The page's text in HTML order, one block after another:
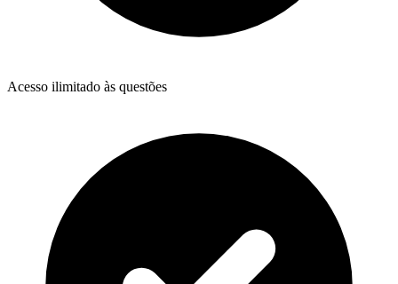
Acesso ilimitado às questões